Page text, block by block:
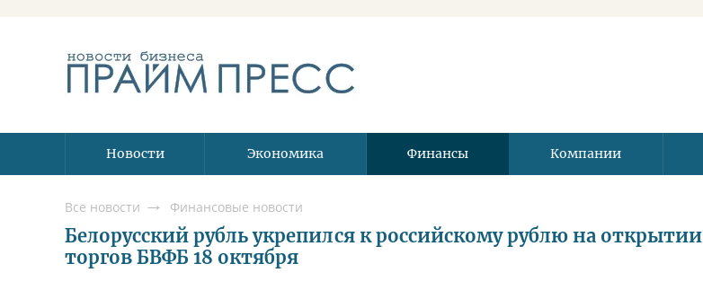
Новости Экономика Финансы Компании
Все новости Финансовые новости
Белорусский рубль укрепился к российскому рублю на открытии
торгов БВФБ 18 октября